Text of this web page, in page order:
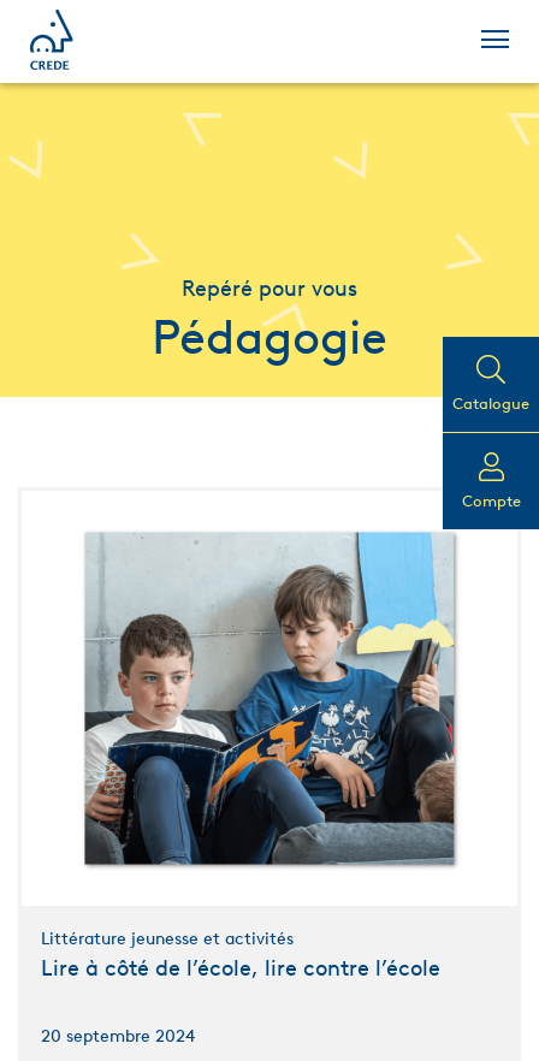
Catalogue
Compte
Repéré pour vous
Pédagogie
Littérature jeunesse et activités
Lire à côté de l’école, lire contre l’école
20 septembre 2024